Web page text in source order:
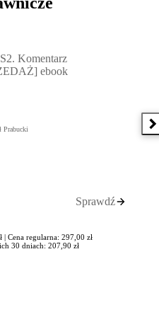
Komentarz
ebook
Prabucki
Sprawdź
| Cena regularna: 297,00 zł
30 dniach: 207,90 zł